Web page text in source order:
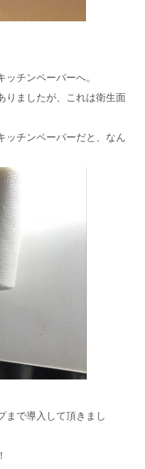
チンペーパーへ。
りましたが、これは衛生面
ッチンペーパーだと、なん
で導入して頂きまし